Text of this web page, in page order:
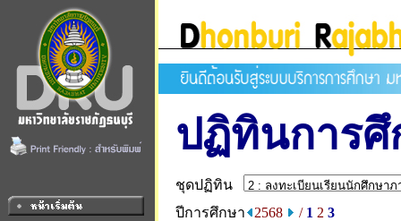
ปฏิทินการศึ
ชุดปฏิทิน
ปีการศึกษา
2568 / 1 2 3